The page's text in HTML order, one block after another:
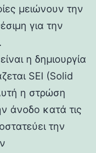
μειώνουν την
για την
η δημιουργία
SEI (Solid
η στρώση
άνοδο κατά τις
την